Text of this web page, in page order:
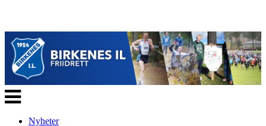
Veksle
navigasjon
Nyheter